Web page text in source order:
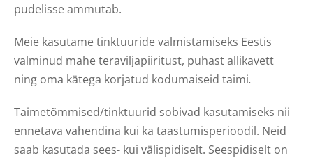
pudelisse ammutab.
Meie kasutame tinktuuride valmistamiseks Eestis
valminud mahe teraviljapiiritust, puhast allikavett
ning oma kätega korjatud kodumaiseid taimi.
Taimetõmmised/tinktuurid sobivad kasutamiseks nii
ennetava vahendina kui ka taastumisperioodil. Neid
saab kasutada sees- kui välispidiselt. Seespidiselt on